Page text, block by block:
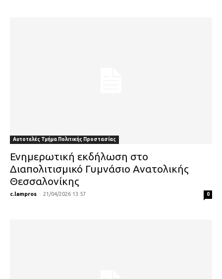
Αυτοτελές Τμήμα Πολιτικής Προστασίας
Ενημερωτική εκδήλωση στο
Διαπολιτισμικό Γυμνάσιο Ανατολικής
Θεσσαλονίκης
c.lampros - 21/04/2026 13:57 0